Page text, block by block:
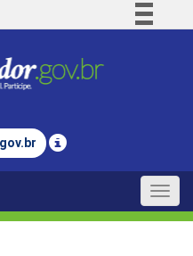
Comunica BR
Legislação
gov.br
Toggle